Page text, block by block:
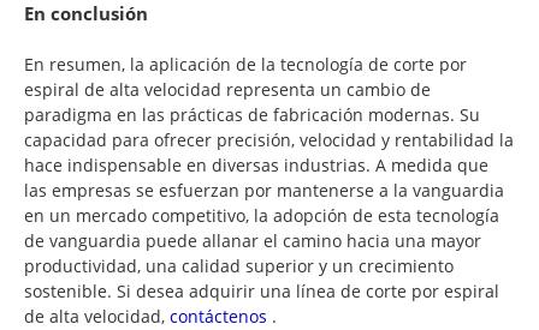
En conclusión
En resumen, la aplicación de la tecnología de corte por
espiral de alta velocidad representa un cambio de
paradigma en las prácticas de fabricación modernas. Su
capacidad para ofrecer precisión, velocidad y rentabilidad la
hace indispensable en diversas industrias. A medida que
las empresas se esfuerzan por mantenerse a la vanguardia
en un mercado competitivo, la adopción de esta tecnología
de vanguardia puede allanar el camino hacia una mayor
productividad, una calidad superior y un crecimiento
sostenible. Si desea adquirir una línea de corte por espiral
de alta velocidad, contáctenos .